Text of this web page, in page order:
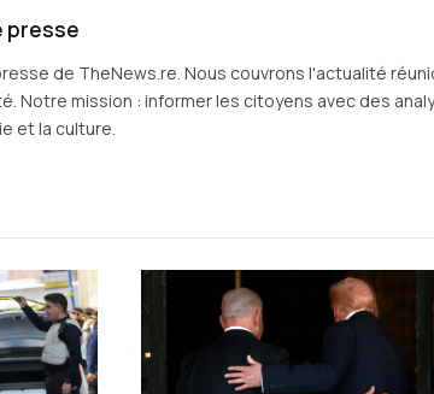
presse
de TheNews.re. Nous couvrons l'actualité
Notre mission : informer les citoyens avec des
et la culture.